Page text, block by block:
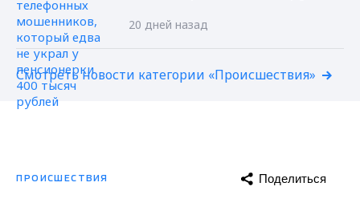
20 дней назад
Смотреть новости категории «Происшествия»
ПРОИСШЕСТВИЯ Поделиться